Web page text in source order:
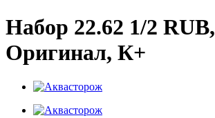
Набор 22.62 1/2 RUB,
Оригинал, К+